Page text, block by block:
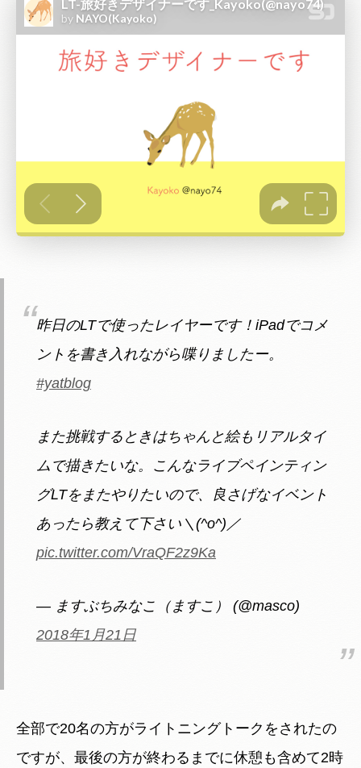
昨日のLTで使ったレイヤーです！iPadでコメ
ントを書き入れながら喋りましたー。
#yatblog
また挑戦するときはちゃんと絵もリアルタイ
ムで描きたいな。こんなライブペインティン
グLTをまたやりたいので、良さげなイベント
あったら教えて下さい＼(^o^)／
pic.twitter.com/VraQF2z9Ka
— ますぶちみなこ（ますこ） (@masco)
2018年1月21日
全部で20名の方がライトニングトークをされたの
ですが、最後の方が終わるまでに休憩も含めて2時